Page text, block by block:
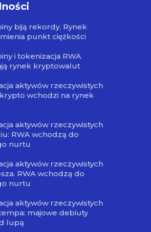
biją rekordy. Rynek
punkt ciężkości
i tokenizacja RWA
rynek kryptowalut
aktywów rzeczywistych
wchodzi na rynek
aktywów rzeczywistych
RWA wchodzą do
nurtu
aktywów rzeczywistych
RWA wchodzą do
nurtu
aktywów rzeczywistych
majowe debiuty
lupą